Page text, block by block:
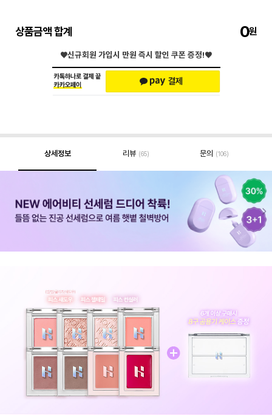
상품금액 합계 0
♥신규회원 가입시 만원 즉시 할인 쿠폰 증정!♥
상세정보 리뷰 (65) 문의 (106)